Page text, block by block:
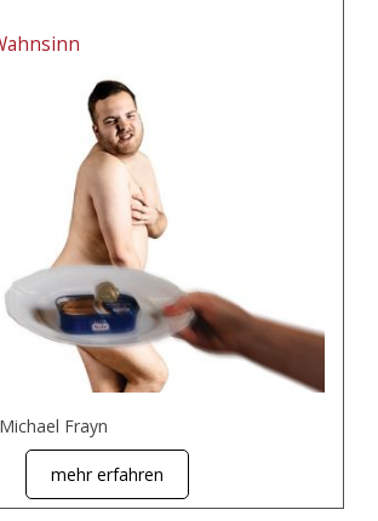
Frayn
mehr erfahren